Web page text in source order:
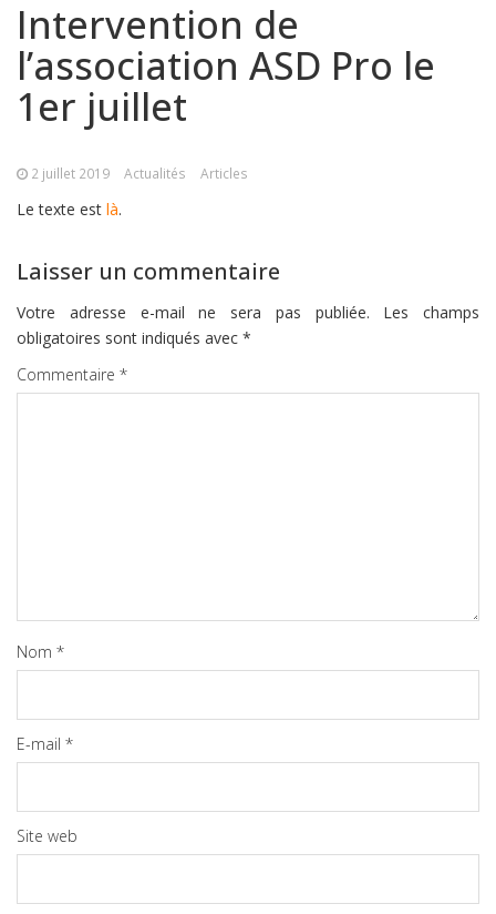
Intervention de
l’association ASD Pro le
1er juillet
2 juillet 2019 Actualités Articles
Le texte est là.
Laisser un commentaire
Votre adresse e-mail ne sera pas publiée.
Les champs
obligatoires sont indiqués avec *
Commentaire *
Nom *
E-mail *
Site web